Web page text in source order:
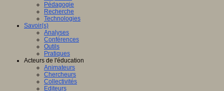
Pédagogie
Recherche
Technologies
Savoir(s)
Analyses
Conférences
Outils
Pratiques
Acteurs de l'éducation
Animateurs
Chercheurs
Collectivités
Editeurs